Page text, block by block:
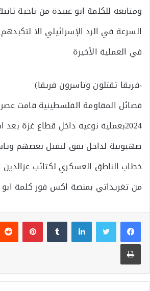
ومتابعه للكلمة ابو عبيدة من ناحية
السرعة في الرد الإسرائيلي الا
في العملية الأخيرة
-فريقا تقتلون وتاسرون فريقا)
2024بعملية نوعية داخل قطاع غزة
صهيونية لداخل نفق لتقتل بعضهم
خطاب الناطق العسكري لكتائب عزالدين
من تغريداتي بمنصة اكس فور كلمة ابو
لينكدإن
طباعة